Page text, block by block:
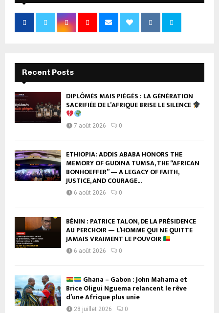
Recent Posts
DIPLÔMÉS MAIS PIÉGÉS : LA GÉNÉRATION
SACRIFIÉE DE L’AFRIQUE BRISE LE SILENCE
7 août 2026 0
ETHIOPIA: ADDIS ABABA HONORS THE
MEMORY OF GUDINA TUMSA, THE “AFRICAN
BONHOEFFER” — A LEGACY OF FAITH,
JUSTICE, AND COURAGE...
6 août 2026 0
BÉNIN : PATRICE TALON, DE LA PRÉSIDENCE
AU PERCHOIR — L’HOMME QUI NE QUITTE
JAMAIS VRAIMENT LE POUVOIR
6 août 2026 0
Ghana – Gabon : John Mahama et
Brice Oligui Nguema relancent le rêve
d’une Afrique plus unie
28 juillet 2026 0